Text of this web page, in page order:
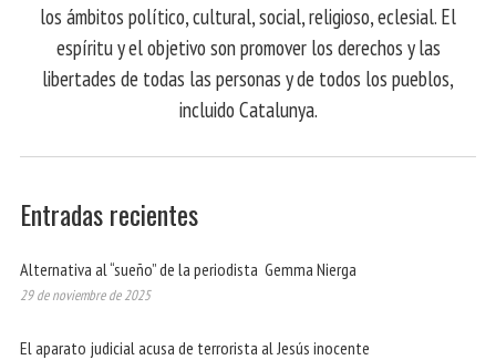
los ámbitos político, cultural, social, religioso, eclesial. El
espíritu y el objetivo son promover los derechos y las
libertades de todas las personas y de todos los pueblos,
incluido Catalunya.
Entradas recientes
Alternativa al “sueño” de la periodista Gemma Nierga
29 de noviembre de 2025
El aparato judicial acusa de terrorista al Jesús inocente